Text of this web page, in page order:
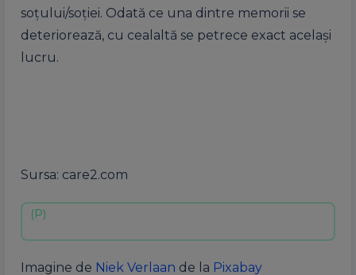
soțului/soției. Odată ce una dintre memorii se
deteriorează, cu cealaltă se petrece exact același
lucru.
Sursa: care2.com
Imagine de Niek Verlaan de la Pixabay